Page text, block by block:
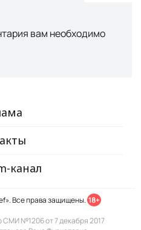
вам необходимо
канал
Все права защищены. 18+
СМИ №1206 от 7 декабря 2017